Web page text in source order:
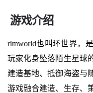
游戏介绍
rimworld也叫环世界，
玩家化身坠落陌生星球
建造基地、抵御海盗与
游戏融合建造、生存、